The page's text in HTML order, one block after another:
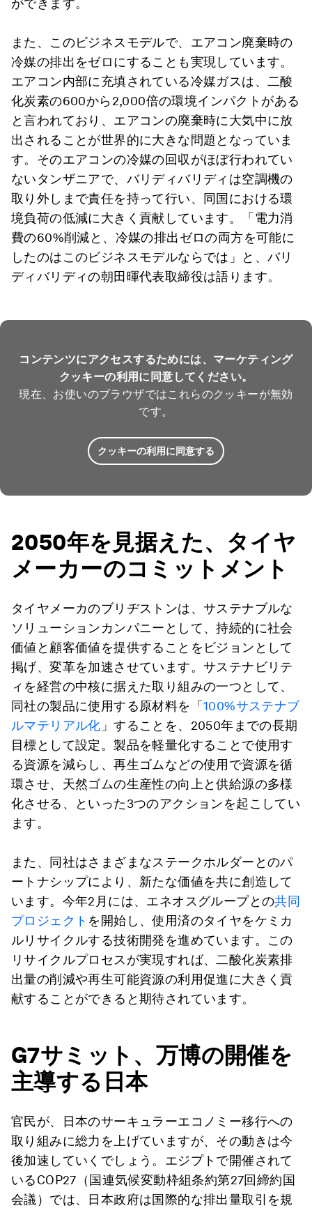
ができます。
また、このビジネスモデルで、エアコン廃棄時の
冷媒の排出をゼロにすることも実現しています。
エアコン内部に充填されている冷媒ガスは、二酸
化炭素の600から2,000倍の環境インパクトがある
と言われており、エアコンの廃棄時に大気中に放
出されることが世界的に大きな問題となっていま
す。そのエアコンの冷媒の回収がほぼ行われてい
ないタンザニアで、バリディバリディは空調機の
取り外しまで責任を持って行い、同国における環
境負荷の低減に大きく貢献しています。「電力消
費の60%削減と、冷媒の排出ゼロの両方を可能に
したのはこのビジネスモデルならでは」と、バリ
ディバリディの朝田暉代表取締役は語ります。
コンテンツにアクセスするためには、マーケティング
クッキーの利用に同意してください。
現在、お使いのブラウザではこれらのクッキーが無効
です。
クッキーの利用に同意する
2050年を見据えた、タイヤ
メーカーのコミットメント
タイヤメーカのブリヂストンは、サステナブルな
ソリューションカンパニーとして、持続的に社会
価値と顧客価値を提供することをビジョンとして
掲げ、変革を加速させています。サステナビリテ
ィを経営の中核に据えた取り組みの一つとして、
同社の製品に使用する原材料を「 100%サステナブ
ルマテリアル化 」することを、2050年までの長期
目標として設定。製品を軽量化することで使用す
る資源を減らし、再生ゴムなどの使用で資源を循
環させ、天然ゴムの生産性の向上と供給源の多様
化させる、といった3つのアクションを起こしてい
ます。
また、同社はさまざまなステークホルダーとのパ
ートナシップにより、新たな価値を共に創造して
います。今年2月には、エネオスグループとの共同
プロジェクト を開始し、使用済のタイヤをケミカ
ルリサイクルする技術開発を進めています。この
リサイクルプロセスが実現すれば、二酸化炭素排
出量の削減や再生可能資源の利用促進に大きく貢
献することができると期待されています。
G7サミット、万博の開催を
主導する日本
官民が、日本のサーキュラーエコノミー移行への
取り組みに総力を上げていますが、その動きは今
後加速していくでしょう。エジプトで開催されて
いるCOP27（国連気候変動枠組条約第27回締約国
会議）では、日本政府は国際的な排出量取引を規